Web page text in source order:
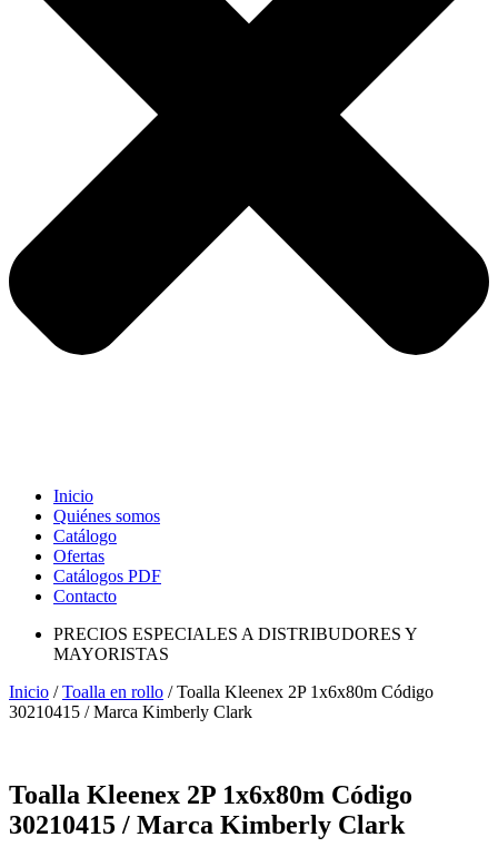
Inicio
Quiénes somos
Catálogo
Ofertas
Catálogos PDF
Contacto
PRECIOS ESPECIALES A DISTRIBUDORES Y
MAYORISTAS
Inicio /Toalla en rollo / Toalla Kleenex 2P 1x6x80m Código
30210415 / Marca Kimberly Clark
Toalla Kleenex 2P 1x6x80m Código
30210415 / Marca Kimberly Clark